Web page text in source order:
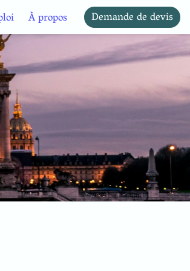
À propos Demande de devis